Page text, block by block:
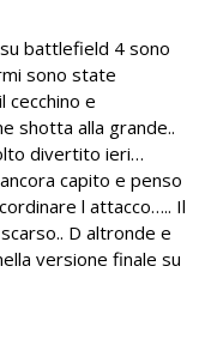
battlefield 4 sono
sono state
cecchino e
shotta alla grande..
divertito ieri…
capito e penso
l attacco….. Il
D altronde e
versione finale su